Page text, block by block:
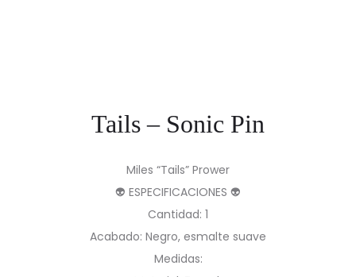
Tails – Sonic Pin
Miles “Tails” Prower
👽 ESPECIFICACIONES 👽
Cantidad: 1
Acabado: Negro, esmalte suave
Medidas: